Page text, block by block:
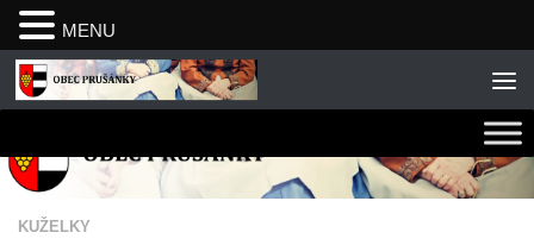
Skip to content
KUŽELKY
MENU